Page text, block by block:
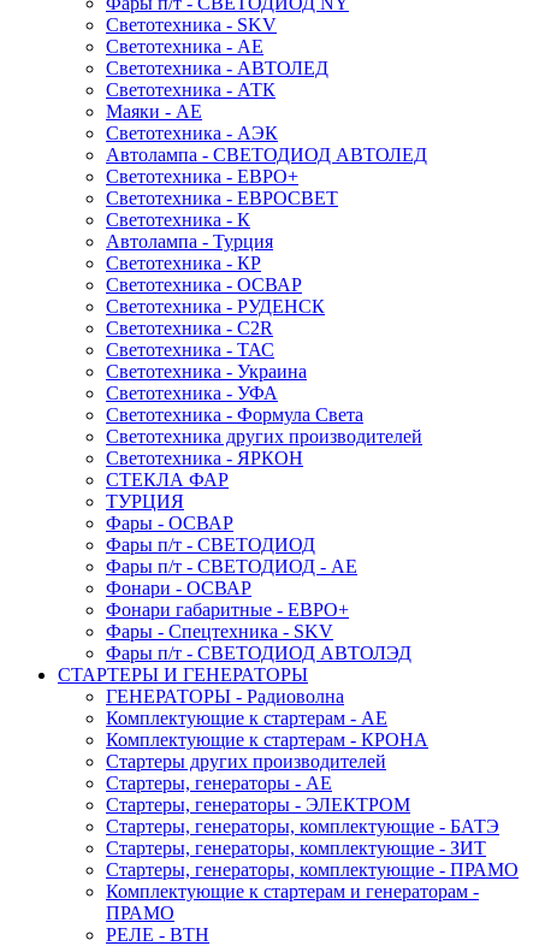
Светотехника - SKV
Светотехника - АЕ
Светотехника - АВТОЛЕД
Светотехника - АТК
Маяки - АЕ
Светотехника - АЭК
Автолампа - СВЕТОДИОД АВТОЛЕД
Светотехника - ЕВРО+
Светотехника - ЕВРОСВЕТ
Светотехника - К
Автолампа - Турция
Светотехника - КР
Светотехника - ОСВАР
Светотехника - РУДЕНСК
Светотехника - C2R
Светотехника - ТАС
Светотехника - Украина
Светотехника - УФА
Светотехника - Формула Света
Светотехника других производителей
Светотехника - ЯРКОН
СТЕКЛА ФАР
ТУРЦИЯ
Фары - ОСВАР
Фары п/т - СВЕТОДИОД
Фары п/т - СВЕТОДИОД - АЕ
Фонари - ОСВАР
Фонари габаритные - ЕВРО+
Фары - Спецтехника - SKV
Фары п/т - СВЕТОДИОД АВТОЛЭД
СТАРТЕРЫ И ГЕНЕРАТОРЫ
ГЕНЕРАТОРЫ - Радиоволна
Комплектующие к стартерам - АЕ
Комплектующие к стартерам - КРОНА
Стартеры других производителей
Стартеры, генераторы - АЕ
Стартеры, генераторы - ЭЛЕКТРОМ
Стартеры, генераторы, комплектующие - БАТЭ
Стартеры, генераторы, комплектующие - ЗИТ
Стартеры, генераторы, комплектующие - ПРАМО
Комплектующие к стартерам и генераторам -
ПРАМО
РЕЛЕ - ВТН